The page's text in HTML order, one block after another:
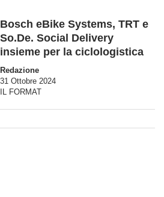
Bosch eBike Systems, TRT e
So.De. Social Delivery
insieme per la ciclologistica
Redazione
31 Ottobre 2024
IL FORMAT